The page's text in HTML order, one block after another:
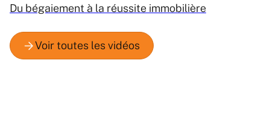
Du bégaiement à la réussite immobilière